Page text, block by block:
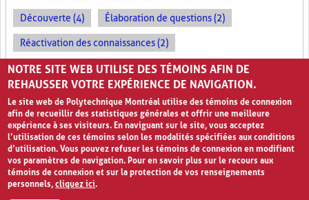
Découverte (4) Élaboration de questions (2)
Réactivation des connaissances (2)
Évolution des apprentissages (2)
NOTRE SITE WEB UTILISE DES TÉMOINS AFIN DE
REHAUSSER VOTRE EXPÉRIENCE DE NAVIGATION.
Le site web de Polytechnique Montréal utilise des témoins de connexion
afin de recueillir des statistiques générales et offrir une meilleure
expérience à ses visiteurs. En naviguant sur le site, vous acceptez
l’utilisation de ces témoins selon les modalités spécifiées aux conditions
d’utilisation. Vous pouvez refuser les témoins de connexion en modifiant
vos paramètres de navigation. Pour en savoir plus sur le recours aux
témoins de connexion et sur la protection de vos renseignements
personnels,cliquez ici.